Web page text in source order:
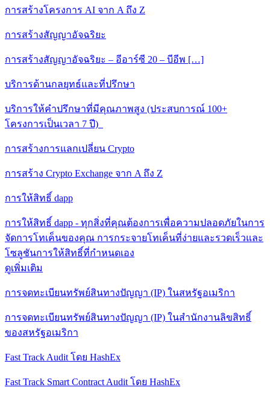
การสร้างโครงการ AI จาก A ถึง Z
การสร้างสัญญาอัจฉริยะ
การสร้างสัญญาอัจฉริยะ – อีอาร์ซี 20 – บีอีพ […]
บริการด้านกลยุทธ์และที่ปรึกษา
บริการให้คําปรึกษาที่มีคุณภาพสูง (ประสบการณ์ 100+
โครงการเป็นเวลา 7 ปี)
การสร้างการแลกเปลี่ยน Crypto
การสร้าง Crypto Exchange จาก A ถึง Z
การให้สิทธิ์ dapp
การให้สิทธิ์ dapp - ทุกสิ่งที่คุณต้องการเพื่อความปลอดภัยในการ
จัดการโทเค็นของคุณ การกระจายโทเค็นที่ง่ายและรวดเร็วและ
โซลูชันการให้สิทธิ์ที่กําหนดเอง
ดูเพิ่มเติม
การจดทะเบียนทรัพย์สินทางปัญญา (IP) ในสหรัฐอเมริกา
การจดทะเบียนทรัพย์สินทางปัญญา (IP) ในสํานักงานลิขสิทธิ์
ของสหรัฐอเมริกา
Fast Track Audit โดย HashEx
Fast Track Smart Contract Audit โดย HashEx